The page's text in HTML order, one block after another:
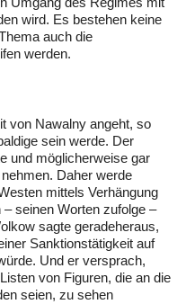
wird. Es bestehen keine
auch die
werden.
von Nawalny angeht, so
sein werde. Der
und möglicherweise gar
Daher werde
mittels Verhängung
seinen Worten zufolge –
sagte geradeheraus,
Sanktionstätigkeit auf
Und er versprach,
von Figuren, die an die
seien, zu sehen